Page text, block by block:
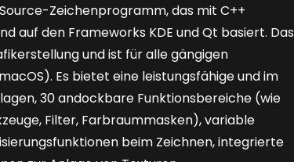
Zeichenprogramm, das mit C++
auf den Frameworks KDE und Qt basiert. Das
und ist für alle gängigen
Es bietet eine leistungsfähige und im
30 andockbare Funktionsbereiche (wie
Filter, Farbraummasken), variable
beim Zeichnen, integrierte